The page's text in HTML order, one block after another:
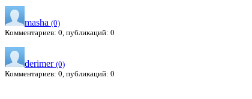
masha (0)
Комментариев: 0, публикаций: 0
derimer (0)
Комментариев: 0, публикаций: 0